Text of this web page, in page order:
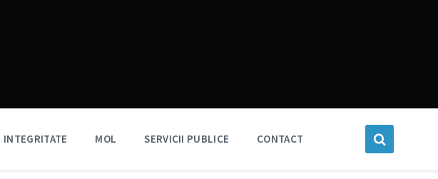
INTEGRITATE MOL SERVICII PUBLICE CONTACT